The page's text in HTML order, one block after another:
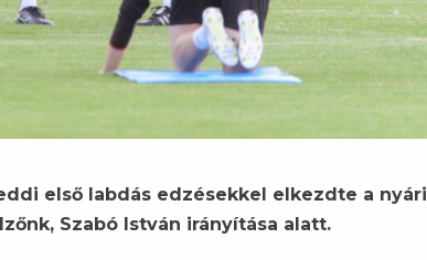
első labdás edzésekkel elkezdte a nyári
Szabó István irányítása alatt.